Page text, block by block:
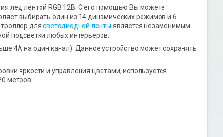
лед лентой RGB 12В. С его помощью Вы можете
выбирать один из 14 динамических режимов и 6
для светодиодной ленты является незаменимым
подсветки любых интерьеров.
4А на один канал). Данное устройство может сохранять
яркости и управления цветами, используется
метров.